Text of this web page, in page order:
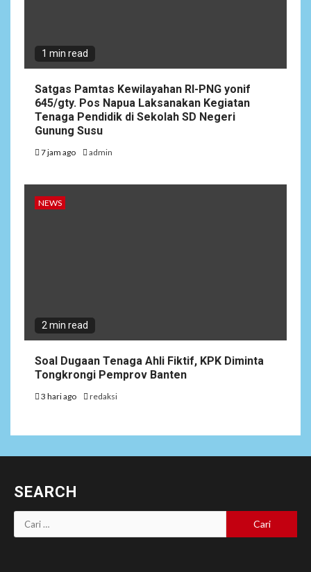
1 min read
Satgas Pamtas Kewilayahan RI-PNG yonif
645/gty. Pos Napua Laksanakan Kegiatan
Tenaga Pendidik di Sekolah SD Negeri
Gunung Susu
7 jam ago admin
NEWS
2 min read
Soal Dugaan Tenaga Ahli Fiktif, KPK Diminta
Tongkrongi Pemprov Banten
3 hari ago redaksi
SEARCH
Cari
untuk: